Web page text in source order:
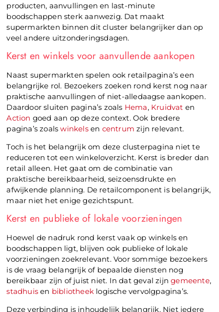
producten, aanvullingen en last-minute
boodschappen sterk aanwezig. Dat maakt
supermarkten binnen dit cluster belangrijker dan op
veel andere uitzonderingsdagen.
Kerst en winkels voor aanvullende aankopen
Naast supermarkten spelen ook retailpagina’s een
belangrijke rol. Bezoekers zoeken rond kerst nog naar
praktische aanvullingen of niet-alledaagse aankopen.
Daardoor sluiten pagina’s zoals Hema, Kruidvat en
Action goed aan op deze context. Ook bredere
pagina’s zoalswinkelsen centrum zijn relevant.
Toch is het belangrijk om deze clusterpagina niet te
reduceren tot een winkeloverzicht. Kerst is breder dan
retail alleen. Het gaat om de combinatie van
praktische bereikbaarheid, seizoensdrukte en
afwijkende planning. De retailcomponent is belangrijk,
maar niet het enige gezichtspunt.
Kerst en publieke of lokale voorzieningen
Hoewel de nadruk rond kerst vaak op winkels en
boodschappen ligt, blijven ook publieke of lokale
voorzieningen zoekrelevant. Voor sommige bezoekers
is de vraag belangrijk of bepaalde diensten nog
bereikbaar zijn of juist niet. In dat geval zijngemeente,
stadhuis en bibliotheek logische vervolgpagina’s.
Deze verbinding is inhoudelijk belangrijk. Niet iedere